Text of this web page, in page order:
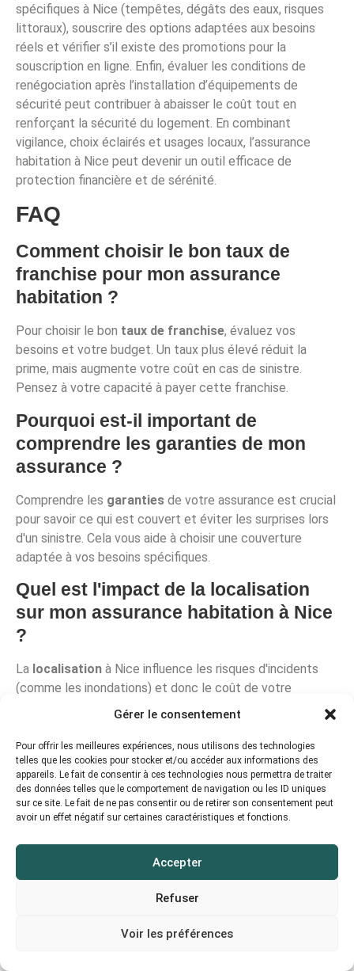
Gérer le consentement
Pour offrir les meilleures expériences, nous utilisons des technologies
telles que les cookies pour stocker et/ou accéder aux informations des
appareils. Le fait de consentir à ces technologies nous permettra de traiter
des données telles que le comportement de navigation ou les ID uniques
sur ce site. Le fait de ne pas consentir ou de retirer son consentement peut
avoir un effet négatif sur certaines caractéristiques et fonctions.
Accepter
Refuser
Voir les préférences
spécifiques à Nice (tempêtes, dégâts des eaux, risques
littoraux), souscrire des options adaptées aux besoins
réels et vérifier s’il existe des promotions pour la
souscription en ligne. Enfin, évaluer les conditions de
renégociation après l’installation d’équipements de
sécurité peut contribuer à abaisser le coût tout en
renforçant la sécurité du logement. En combinant
vigilance, choix éclairés et usages locaux, l’assurance
habitation à Nice peut devenir un outil efficace de
protection financière et de sérénité.
FAQ
Comment choisir le bon taux de
franchise pour mon assurance
habitation ?
Pour choisir le bon taux de franchise, évaluez vos
besoins et votre budget. Un taux plus élevé réduit la
prime, mais augmente votre coût en cas de sinistre.
Pensez à votre capacité à payer cette franchise.
Pourquoi est-il important de
comprendre les garanties de mon
assurance ?
Comprendre les garanties de votre assurance est crucial
pour savoir ce qui est couvert et éviter les surprises lors
d'un sinistre. Cela vous aide à choisir une couverture
adaptée à vos besoins spécifiques.
Quel est l'impact de la localisation
sur mon assurance habitation à Nice
?
La localisation à Nice influence les risques d'incidents
(comme les inondations) et donc le coût de votre
assurance. Une expertise locale permet d'adapter les
Quand devrais-je revoir mon contrat
d'assurance habitation ?
Il est conseillé de revoir votre contrat d'assurance
déménagement, une rénovation ou un changement de
situation familiale, pour s'assurer qu'il reste adapté.
Combien coûte une assurance
habitation à Nice en moyenne ?